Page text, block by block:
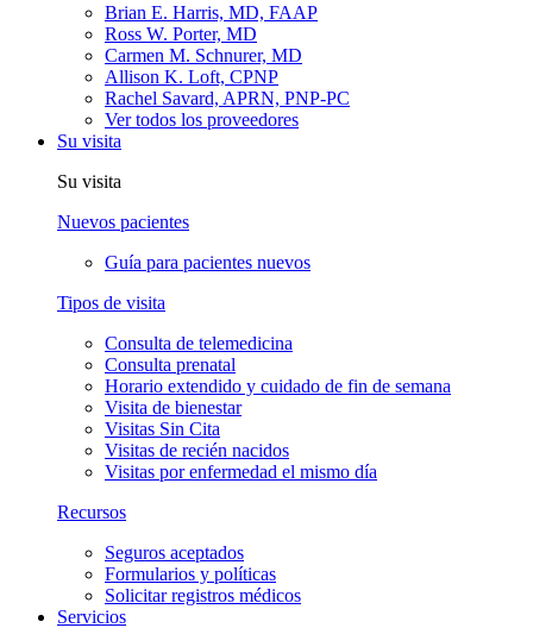
Brian E. Harris, MD, FAAP
Ross W. Porter, MD
Carmen M. Schnurer, MD
Allison K. Loft, CPNP
Rachel Savard, APRN, PNP-PC
Ver todos los proveedores
Su visita
Su visita
Nuevos pacientes
Guía para pacientes nuevos
Tipos de visita
Consulta de telemedicina
Consulta prenatal
Horario extendido y cuidado de fin de semana
Visita de bienestar
Visitas Sin Cita
Visitas de recién nacidos
Visitas por enfermedad el mismo día
Recursos
Seguros aceptados
Formularios y políticas
Solicitar registros médicos
Servicios